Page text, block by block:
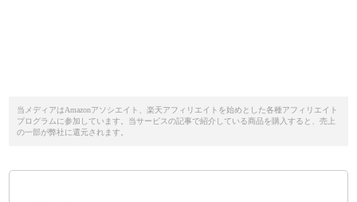
当メディアはAmazonアソシエイト、楽天アフィリエイトを始めとした各種アフィリエイト
プログラムに参加しています。当サービスの記事で紹介している商品を購入すると、売上
の一部が弊社に還元されます。